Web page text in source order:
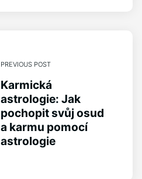
PREVIOUS POST
Karmická
astrologie: Jak
pochopit svůj osud
a karmu pomocí
astrologie